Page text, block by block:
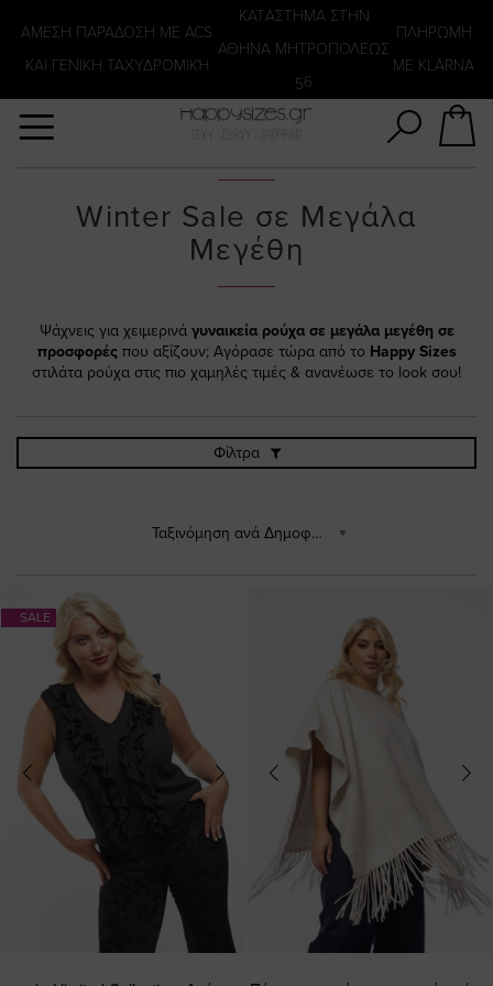
ΑΜΕΣΗ ΠΑΡΑΔΟΣΗ ΜΕ ACS
ΚΑΙ ΓΕΝΙΚΗ ΤΑΧΥΔΡΟΜΙΚΉ
KATΑΣΤΗΜΑ ΣΤΗΝ
ΑΘΗΝΑ ΜΗΤΡΟΠΟΛΕΩΣ
56
ΠΛΗΡΩΜΗ
ΜΕ KLARNA
Winter Sale σε Μεγάλα
Μεγέθη
Ψάχνεις για χειμερινά γυναικεία ρούχα σε μεγάλα μεγέθη σε
προσφορές που αξίζουν; Αγόρασε τώρα από το Happy Sizes
στιλάτα ρούχα στις πιο χαμηλές τιμές & ανανέωσε το look σου!
Φίλτρα
Ταξινόμηση ανά Δημοφιλέστερα
SALE
Αναζήτηση